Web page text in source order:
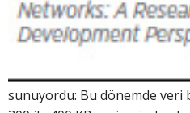
sunuyordu: Bu dönemde veri